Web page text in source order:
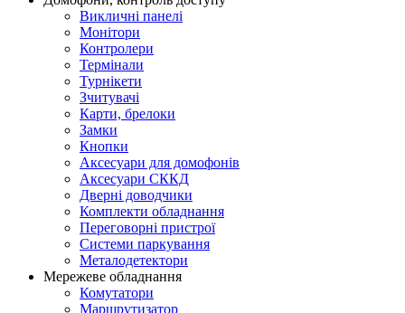
Викличні панелі
Монітори
Контролери
Термінали
Турнікети
Зчитувачі
Карти, брелоки
Замки
Кнопки
Аксесуари для домофонів
Аксесуари СККД
Дверні доводчики
Комплекти обладнання
Переговорні пристрої
Системи паркування
Металодетектори
Мережеве обладнання
Комутатори
Маршрутизатор